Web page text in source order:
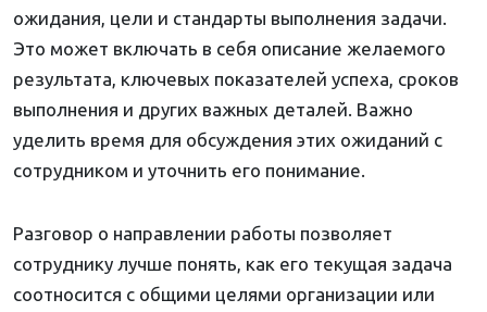
ожидания, цели и стандарты выполнения задачи.
Это может включать в себя описание желаемого
результата, ключевых показателей успеха, сроков
выполнения и других важных деталей. Важно
уделить время для обсуждения этих ожиданий с
сотрудником и уточнить его понимание.
Разговор о направлении работы позволяет
сотруднику лучше понять, как его текущая задача
соотносится с общими целями организации или